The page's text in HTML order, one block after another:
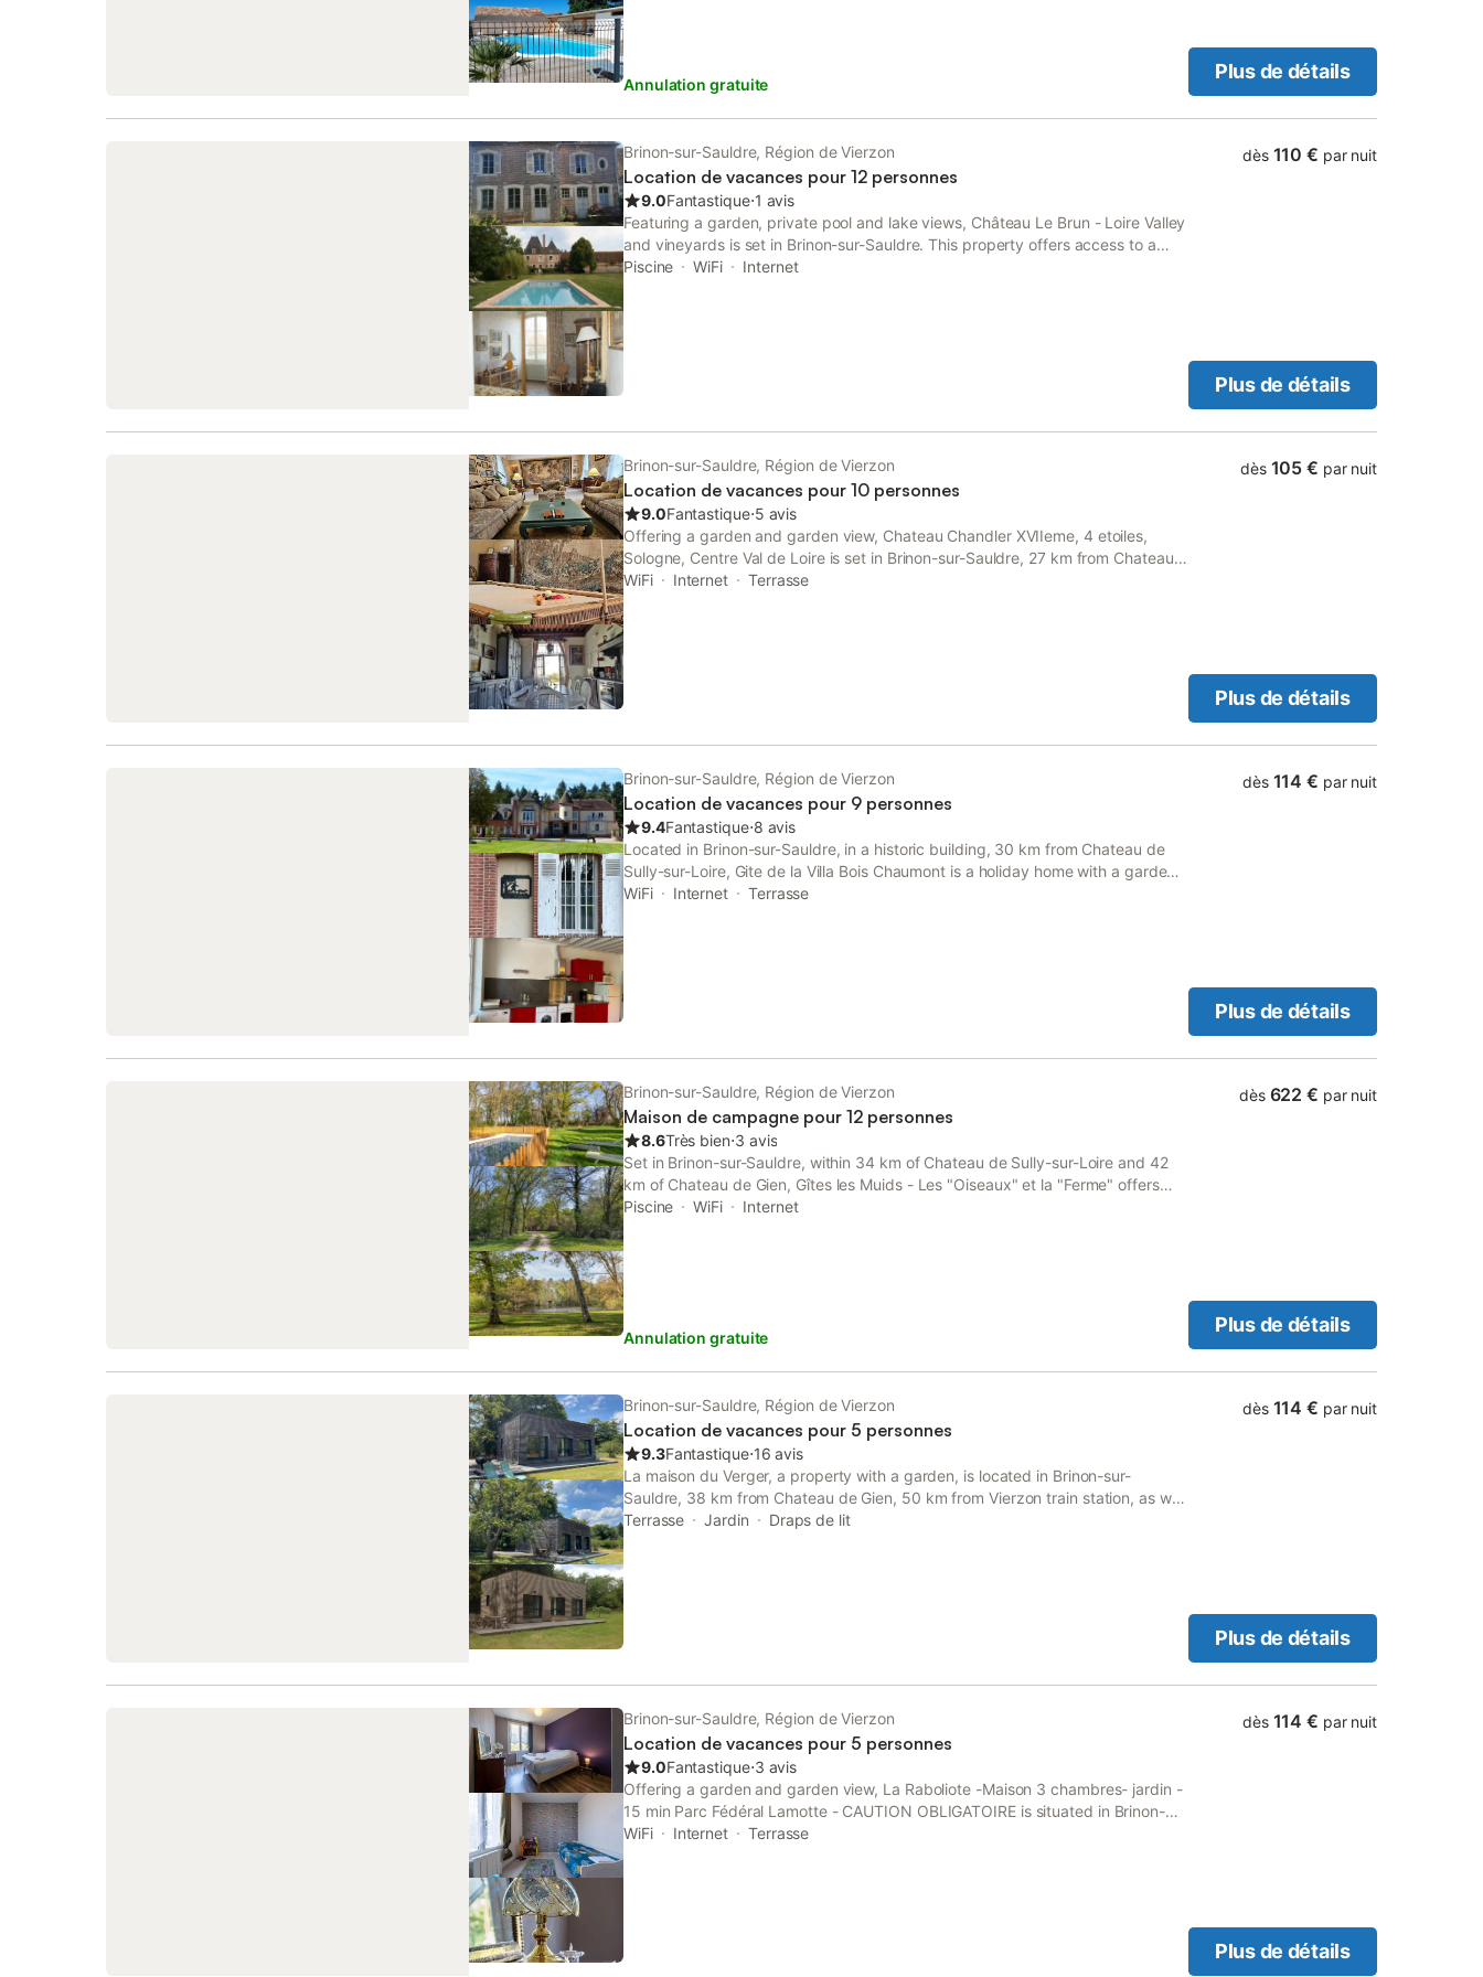
Annulation gratuite
Plus de détails
Brinon-sur-Sauldre, Région de Vierzon
Location de vacances pour 12 personnes
9.0Fantastique⋅1 avis
Featuring a garden, private pool and lake views, Château Le Brun - Loire Valley
and vineyards is set in Brinon-sur-Sauldre. This property offers access to a
terrace, table tennis, free private parking and free WiFi.
Piscine WiFi Internet
dès 110 € par nuit
Plus de détails
Brinon-sur-Sauldre, Région de Vierzon
Location de vacances pour 10 personnes
9.0Fantastique⋅5 avis
Offering a garden and garden view, Chateau Chandler XVIIeme, 4 etoiles,
Sologne, Centre Val de Loire is set in Brinon-sur-Sauldre, 27 km from Chateau
de Sully-sur-Loire and 37 km from Chateau de Gien.
WiFi Internet Terrasse
dès 105 € par nuit
Plus de détails
Brinon-sur-Sauldre, Région de Vierzon
Location de vacances pour 9 personnes
9.4Fantastique⋅8 avis
Located in Brinon-sur-Sauldre, in a historic building, 30 km from Chateau de
Sully-sur-Loire, Gite de la Villa Bois Chaumont is a holiday home with a garden
and barbecue facilities.
WiFi Internet Terrasse
dès 114 € par nuit
Plus de détails
Brinon-sur-Sauldre, Région de Vierzon
Maison de campagne pour 12 personnes
8.6Très bien⋅3 avis
Set in Brinon-sur-Sauldre, within 34 km of Chateau de Sully-sur-Loire and 42
km of Chateau de Gien, Gîtes les Muids - Les "Oiseaux" et la "Ferme" offers
accommodation with a garden as well as free private parking for guests who
Piscine WiFi Internet
Annulation gratuite
dès 622 € par nuit
Plus de détails
Brinon-sur-Sauldre, Région de Vierzon
Location de vacances pour 5 personnes
9.3Fantastique⋅16 avis
La maison du Verger, a property with a garden, is located in Brinon-sur-
Sauldre, 38 km from Chateau de Gien, 50 km from Vierzon train station, as well
as 43 km from Castle of Saint Brisson.
Terrasse Jardin Draps de lit
dès 114 € par nuit
Plus de détails
Brinon-sur-Sauldre, Région de Vierzon
Location de vacances pour 5 personnes
9.0Fantastique⋅3 avis
Offering a garden and garden view, La Raboliote -Maison 3 chambres- jardin -
15 min Parc Fédéral Lamotte - CAUTION OBLIGATOIRE is situated in Brinon-
sur-Sauldre, 37 km from Chateau de Gien and 42 km from Castle of Saint
WiFi Internet Terrasse
dès 114 € par nuit
Plus de détails